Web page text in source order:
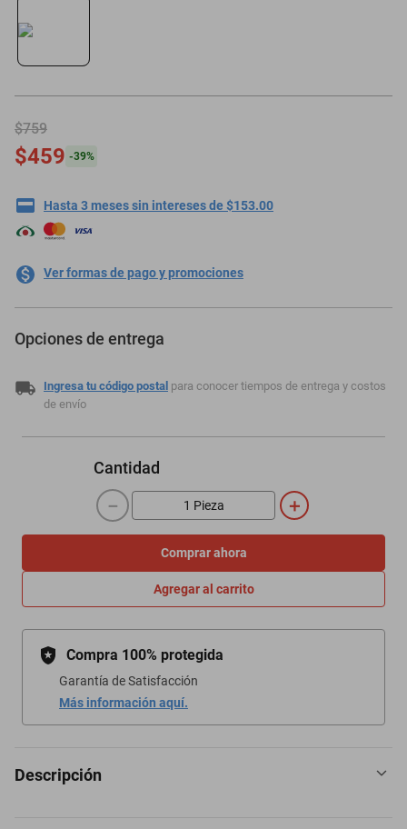
$759
$459 -39%
Hasta 3 meses sin intereses de $153.00
Ver formas de pago y promociones
Opciones de entrega
Ingresa tu código postal para conocer tiempos de entrega y costos
de envío
Cantidad
＋
－
Comprar ahora
Agregar al carrito
Compra 100% protegida
Garantía de Satisfacción
Más información aquí.
Descripción